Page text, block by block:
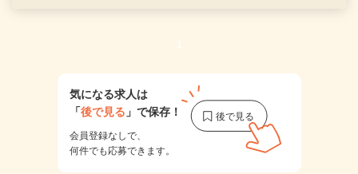
1
気になる求人は
「後で見る 」で保存！
会員登録なしで、
何件でも応募できます。